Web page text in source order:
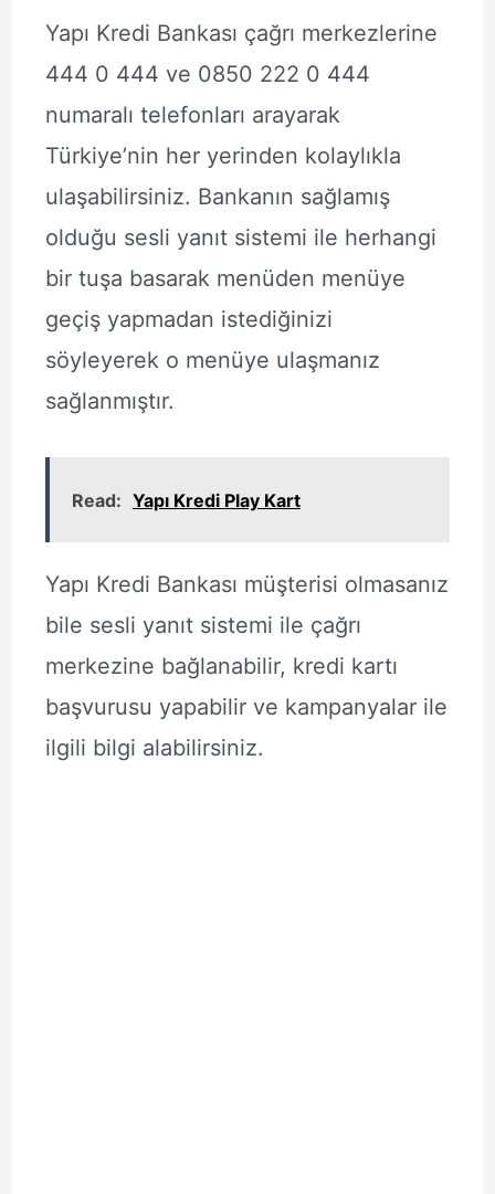
Yapı Kredi Bankası çağrı merkezlerine
444 0 444 ve 0850 222 0 444
numaralı telefonları arayarak
Türkiye’nin her yerinden kolaylıkla
ulaşabilirsiniz. Bankanın sağlamış
olduğu sesli yanıt sistemi ile herhangi
bir tuşa basarak menüden menüye
geçiş yapmadan istediğinizi
söyleyerek o menüye ulaşmanız
sağlanmıştır.
Read: Yapı Kredi Play Kart
Yapı Kredi Bankası müşterisi olmasanız
bile sesli yanıt sistemi ile çağrı
merkezine bağlanabilir, kredi kartı
başvurusu yapabilir ve kampanyalar ile
ilgili bilgi alabilirsiniz.